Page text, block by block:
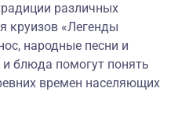
различных
круизов «Легенды
народные песни и
блюда помогут понять
времен населяющих